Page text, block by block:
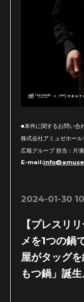
■本件に関するお問い合
株式会社アミュゼホール
広報グループ 担当：片瀬
E-mail:
2024-01-30
【プレスリ
メを1つの鍋
屋がタッグ
もつ鍋」誕生